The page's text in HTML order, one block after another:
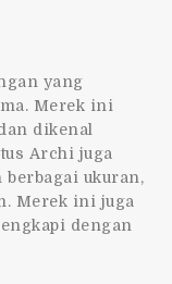
yang
Merek ini
dikenal
Archi juga
berbagai ukuran,
Merek ini juga
dengan